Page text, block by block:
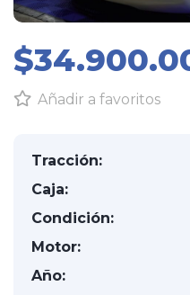
Añadir a favoritos
Tracción:
Caja:
Condición:
Motor:
Año: